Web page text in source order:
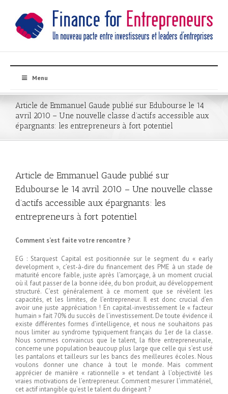
Menu
Article de Emmanuel Gaude publié sur Edubourse le 14
avril 2010 – Une nouvelle classe d’actifs accessible aux
épargnants: les entrepreneurs à fort potentiel
Article de Emmanuel Gaude publié sur
Edubourse le 14 avril 2010 – Une nouvelle classe
d’actifs accessible aux épargnants: les
entrepreneurs à fort potentiel
Comment s’est faite votre rencontre ?
EG : Starquest Capital est positionnée sur le segment du « early
development », c’est-à-dire du financement des PME à un stade de
maturité encore faible, juste après l’amorçage, à un moment crucial
où il faut passer de la bonne idée, du bon produit, au développement
structuré. C’est généralement à ce moment que se révèlent les
capacités, et les limites, de l’entrepreneur. Il est donc crucial d’en
avoir une juste appréciation ! En capital-investissement le « facteur
humain » fait 70% du succès de l’investissement. De toute évidence il
existe différentes formes d’intelligence, et nous ne souhaitons pas
nous limiter au syndrome typiquement français du 1er de la classe.
Nous sommes convaincus que le talent, la fibre entrepreneuriale,
concerne une population beaucoup plus large que celle qui s’est usé
les pantalons et tailleurs sur les bancs des meilleures écoles. Nous
voulons donner une chance à tout le monde. Mais comment
apprécier de manière « rationnelle » et tendant à l’objectivité les
vraies motivations de l’entrepreneur. Comment mesurer l’immatériel,
cet actif intangible qu’est le talent du dirigeant ?